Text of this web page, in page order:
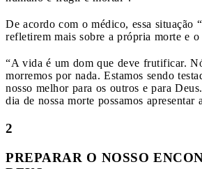
De acordo com o médico, essa situação
refletirem mais sobre a própria morte e
“A vida é um dom que deve frutificar.
morremos por nada. Estamos sendo
nosso melhor para os outros e para
dia de nossa morte possamos apresentar
2
PREPARAR O NOSSO